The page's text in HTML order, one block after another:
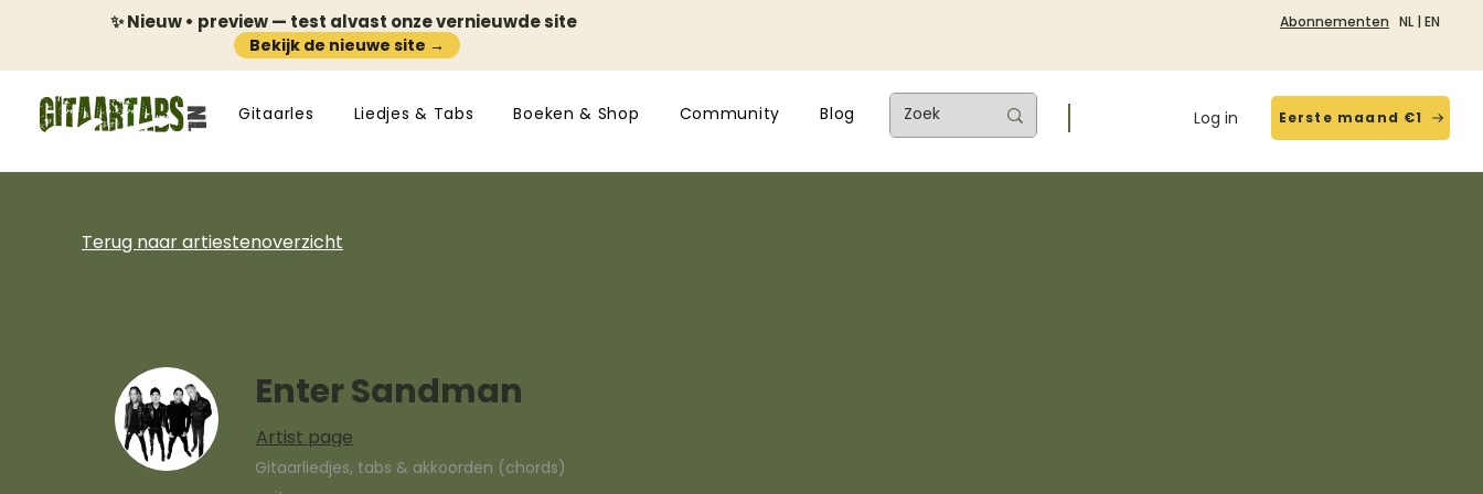
✨ Nieuw • preview — test alvast onze vernieuwde site
Bekijk de nieuwe site →
Abonnementen NL | EN
Gitaarles Liedjes & Tabs Boeken & Shop Community Blog Log in Eerste maand €1
Terug naar artiestenoverzicht
Enter Sandman
Artist page
Gitaarliedjes, tabs & akkoorden (chords)